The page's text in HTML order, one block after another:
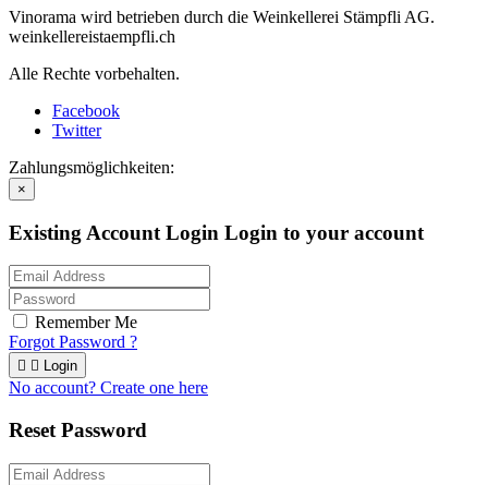
Vinorama wird betrieben durch die Weinkellerei Stämpfli AG.
weinkellereistaempfli.ch
Alle Rechte vorbehalten.
Facebook
Twitter
Zahlungsmöglichkeiten:
×
Existing Account Login Login to your account
Remember Me
Forgot Password ?
  Login
No account? Create one here
Reset Password